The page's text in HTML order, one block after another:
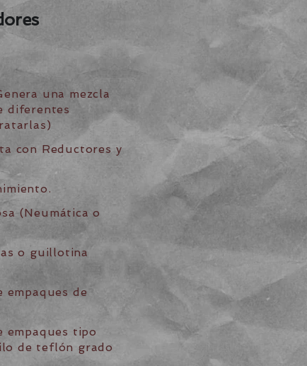
una mezcla
diferentes
con Reductores y
(Neumática o
o guillotina
empaques de
empaques tipo
de teflón grado